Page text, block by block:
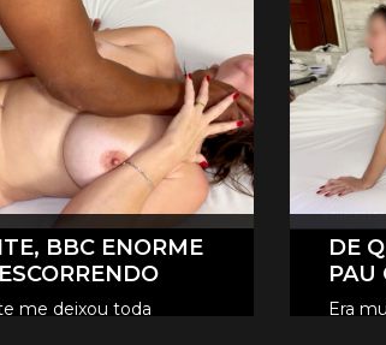
saiu
BBC ENORME
me deixou toda
DE
PAU
Era